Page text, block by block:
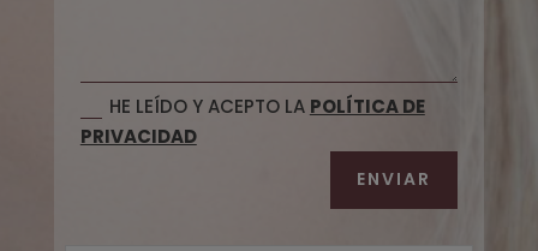
HE LEÍDO Y ACEPTO LA POLÍTICA DE
PRIVACIDAD
ENVIAR